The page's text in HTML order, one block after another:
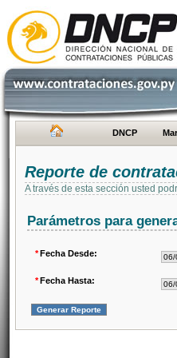
DNCP
Reporte de
A través de esta sección usted
Parámetros para
*Fecha Desde:
*Fecha Hasta: